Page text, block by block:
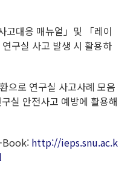
고대응 매뉴얼」및 「레이
구실 사고 발생 시 활용하
으로 연구실 사고사례 모음
실 안전사고 예방에 활용해
Book: http://ieps.snu.ac.k